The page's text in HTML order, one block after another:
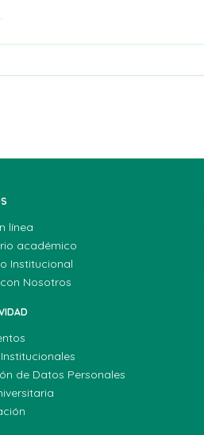
línea
académico
Institucional
Nosotros
de Datos Personales